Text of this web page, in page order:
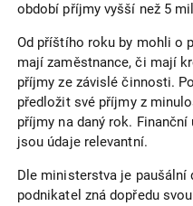
období příjmy vyšší než 5
Od příštího roku by mohli o
mají zaměstnance, či mají
příjmy ze závislé činnosti.
předložit své příjmy z
příjmy na daný rok.
jsou údaje relevantní.
Dle ministerstva je paušální
podnikatel zná dopředu